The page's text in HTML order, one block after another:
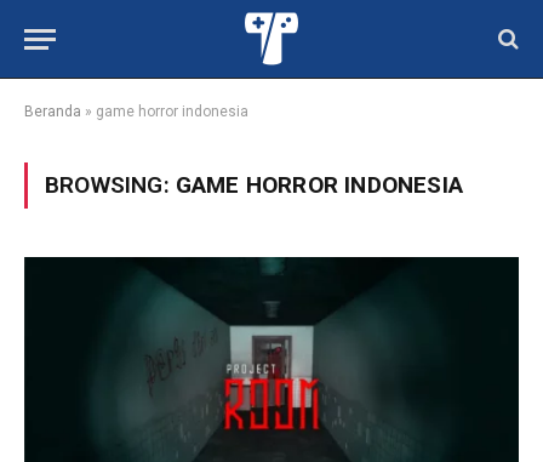
Beranda » game horror indonesia
BROWSING: GAME HORROR INDONESIA